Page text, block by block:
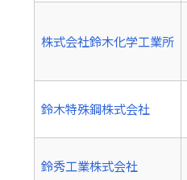
株式会社鈴木化学工業所
鈴木特殊鋼株式会社
鈴秀工業株式会社